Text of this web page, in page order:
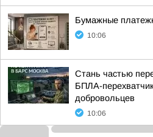
Бумажные
10:06
Стань частью
БПЛА-
добровольцев
10:06